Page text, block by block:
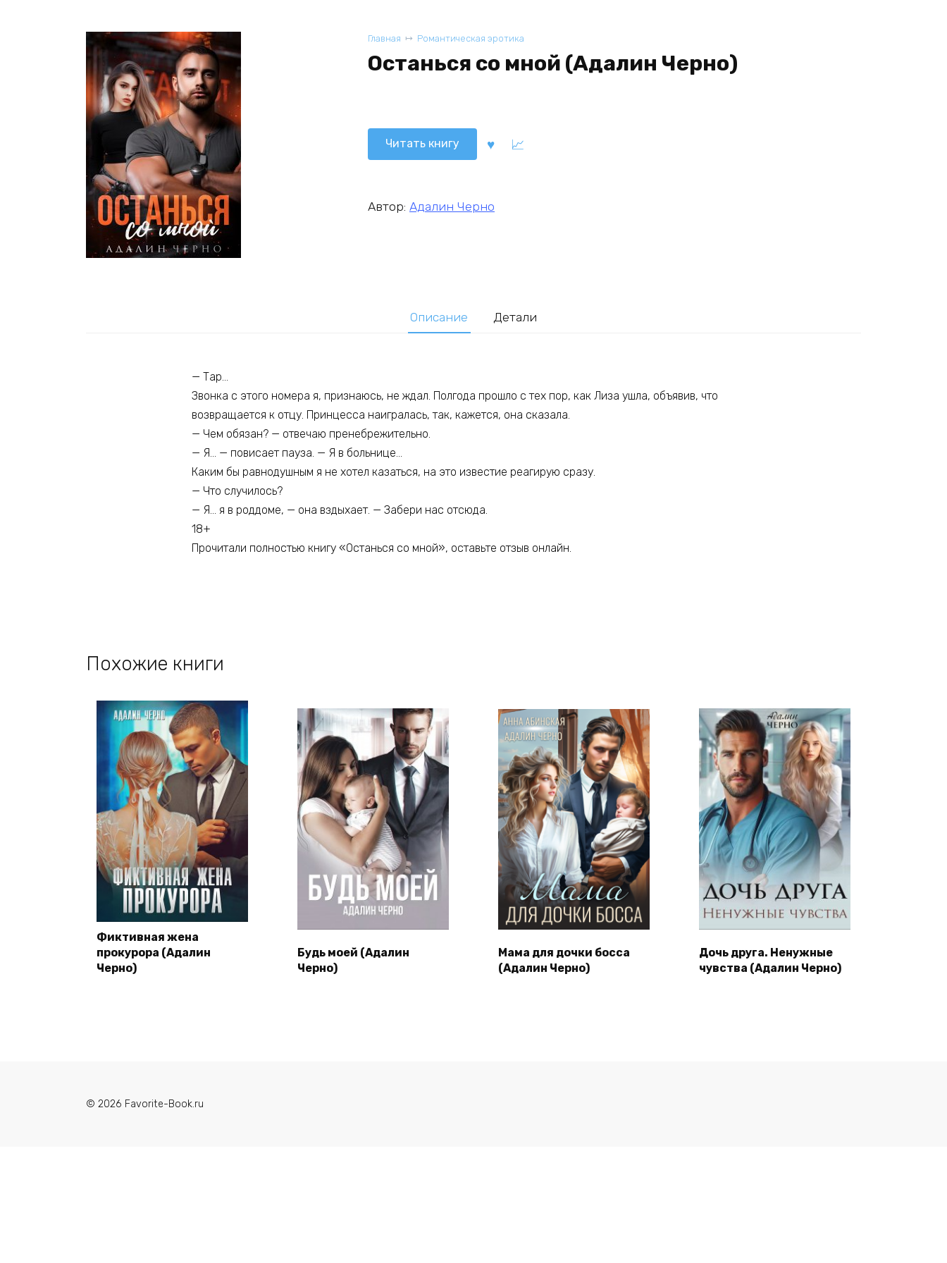
Главная Романтическая эротика
Останься со мной (Адалин Черно)
Читать книгу
Автор: Адалин Черно
Описание Детали
— Тар…
Звонка с этого номера я, признаюсь, не ждал. Полгода прошло с тех пор, как Лиза ушла, объявив, что
возвращается к отцу. Принцесса наигралась, так, кажется, она сказала.
— Чем обязан? — отвечаю пренебрежительно.
— Я… — повисает пауза. — Я в больнице…
Каким бы равнодушным я не хотел казаться, на это известие реагирую сразу.
— Что случилось?
— Я… я в роддоме, — она вздыхает. — Забери нас отсюда.
18+
Прочитали полностью книгу «Останься со мной», оставьте отзыв онлайн.
Похожие книги
Фиктивная жена
прокурора (Адалин
Черно)
Будь моей (Адалин
Черно)
Мама для дочки босса
(Адалин Черно)
Дочь друга. Ненужные
чувства (Адалин Черно)
© 2026 Favorite-Book.ru